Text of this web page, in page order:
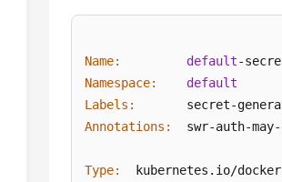
Name: default
Namespace:
default
Labels:
secret-
Annotations:
swr-auth-
Type:
kubernetes.io/